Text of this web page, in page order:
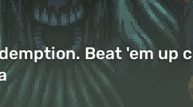
Beat 'em up с